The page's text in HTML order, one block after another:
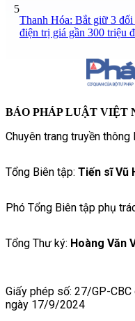
5
Thanh Hóa: Bắt giữ 3
điện trị giá gần 300 triệu
BÁO PHÁP LUẬT VIỆT
Chuyên trang truyền
Tổng Biên tập: Tiến sĩ Vũ
Phó Tổng Biên tập phụ
Tổng Thư ký: Hoàng Văn
Giấy phép số: 27/GP-
ngày 17/9/2024